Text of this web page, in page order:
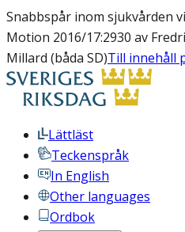
Snabbspår inom sjukvården
Motion 2016/17:2930 av
Millard (båda SD)Till innehåll
Lättläst
Teckenspråk
In English
Other languages
Ordbok